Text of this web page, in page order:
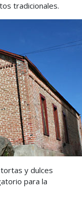
tradicionales.
y dulces
para la